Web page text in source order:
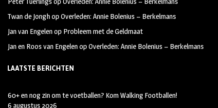
Twan de JonghopOverleden: Annie Bolenius – Berkelmans
Jan van Engelenop Probleem met de Geldmaat
Jan en Roos van EngelenopOverleden: Annie Bolenius – Berkelmans
LAATSTE BERICHTEN
60+ en nog zin om te voetballen? Kom Walking Footballen!
6 augustus 2026